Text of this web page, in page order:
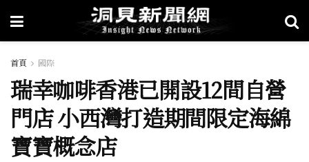
首頁 國際
瑞幸咖啡香港已開設12間自營
門店 小西灣打造期間限定海綿
寶寶概念店